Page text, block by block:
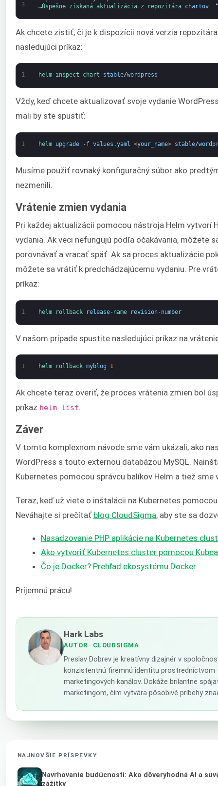
3
…Úspešne získaná aktualizácia z repozitára chartov
Ak chcete zistiť, či je k dispozícii nová verzia
nasledujúci príkaz:
1 helm inspect chart stable/wordpress
Vždy, keď chcete aktualizovať svoje vydanie
mali by ste spustiť:
1 helm upgrade -f values .yaml <your_name> stable/
Musíme použiť rovnaký konfiguračný súbor ako
nezmenili.
Vrátenie zmien vydania
Pri každej aktualizácii pomocou nástroja Helm vytvorí
vydania. Ak veci nefungujú podľa očakávania, môžete
porovnávať a vracať späť. Ak sa proces aktualizácie
môžete sa vrátiť k predchádzajúcemu vydaniu. Pre
príkaz:
1 helm rollback release-name revision-number
V našom prípade spustite nasledujúci príkaz na
1 helm rollback myblog 1
Ak chcete teraz overiť, že proces vrátenia zmien bol
príkaz helm list
Záver
V tomto komplexnom návode sme vám ukázali, ako
WordPress s touto externou databázou MySQL.
Kubernetes pomocou správcu balíkov Helm a tiež
Teraz, keď už viete o inštalácii na Kubernetes
Neváhajte si prečítať blog CloudSigma, aby ste sa
Nasadzovanie PHP aplikácie na Kubernetes
Ako vytvoriť Kubernetes cluster pomocou
Čo je Docker? Prehľad ekosystému Docker
Príjemnú prácu!
Hark Labs
AUTOR · CLOUDSIGMA
Preslav Dobrev je kreatívny dizajnér v
konzistentnú firemnú identitu prostredníctvom
marketingových kanálov. Dokáže brilantne
marketingom, čím vytvára pôsobivé príbehy
NAJNOVŠIE PRÍSPEVKY
Navrhovanie budúcnosti: Ako dôveryhodná AI a
zážitky